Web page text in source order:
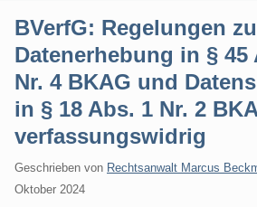
BVerfG: Regelungen
Datenerhebung in § 45
Nr. 4 BKAG und
in § 18 Abs. 1 Nr. 2
verfassungswidrig
Geschrieben von Rechtsanwalt Marcus
Oktober 2024